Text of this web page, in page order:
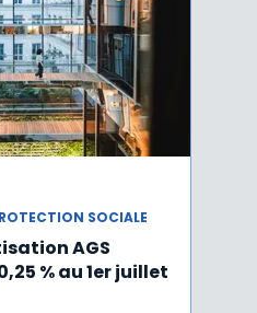
SOCIALE
AGS
% au 1er juillet